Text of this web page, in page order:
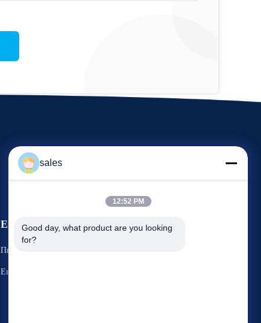
Εκδηλώσεις
Περιπτώσεις
Ειδήσεις
Αίτημα Ένα
sales
12:52 PM
Good day, what product are you looking
for?